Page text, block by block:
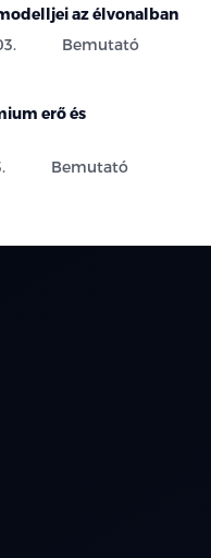
az élvonalban
Bemutató
erő és
Bemutató